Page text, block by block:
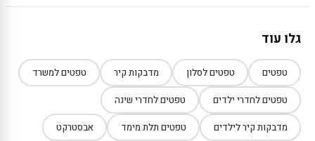
גלו עוד
טפטים טפטים לסלון מדבקות קיר טפטים למשרד
טפטים לחדרי ילדים טפטים לחדרי שינה
מדבקות קיר לילדים טפטים תלת מימד אבסטרקט